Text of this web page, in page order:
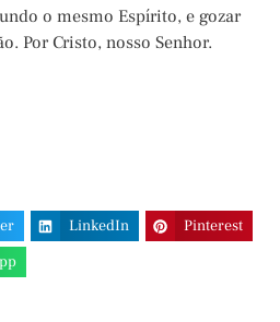
o mesmo Espírito, e gozar
Por Cristo, nosso Senhor.
LinkedIn
Pinterest